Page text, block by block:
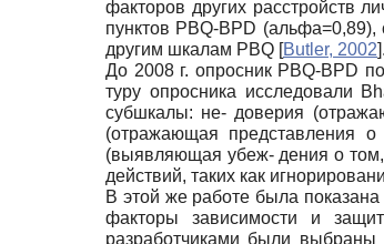
факторов других расстройств
пунктов PBQ-BPD
другим шкалам PBQ [Butler, 2002].
До 2008 г. опросник PBQ-BPD
туру опросника исследовали
субшкалы: не- доверия
(отражающая представления
(выявляющая убеж- дения о
действий, таких как
В этой же работе была
факторы зависимости и
разработчиками были